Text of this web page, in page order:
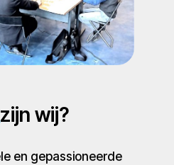
wij?
en gepassioneerde